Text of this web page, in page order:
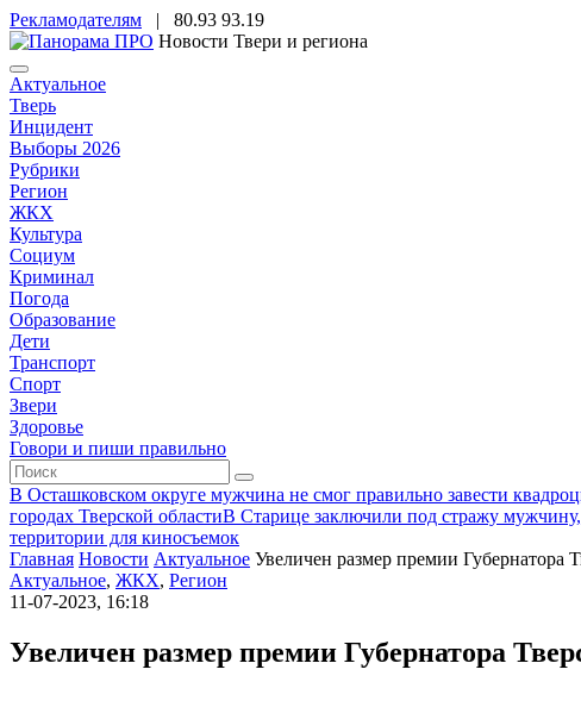
Рекламодателям | 80.93 93.19
Новости Твери и региона
Актуальное
Тверь
Инцидент
Выборы 2026
Рубрики
Регион
ЖКХ
Культура
Социум
Криминал
Погода
Образование
Дети
Транспорт
Спорт
Звери
Здоровье
Говори и пиши правильно
В Осташковском округе мужчина не смог правильно завести
городах Тверской областиВ Старице заключили под стражу
территории для киносъемок
Главная Новости Актуальное Увеличен размер премии
Актуальное, ЖКХ, Регион
11-07-2023, 16:18
Увеличен размер премии Губернатора